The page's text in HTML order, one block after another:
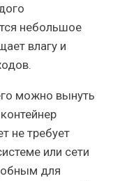
небольшое
влагу и
можно вынуть
не требует
или сети
для